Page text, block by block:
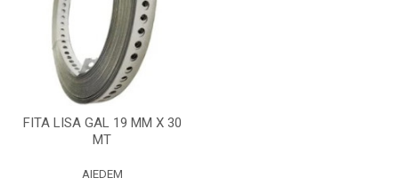
FITA LISA GAL 19 MM X 30
MT
AIEDEM